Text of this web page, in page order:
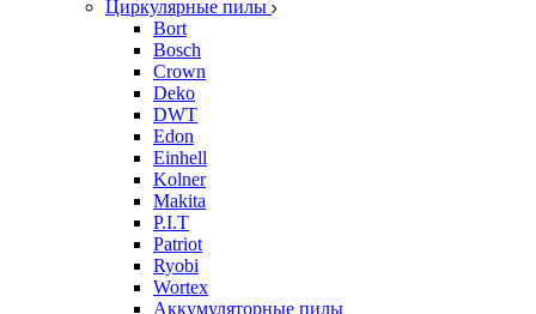
Циркулярные пилы
Bort
Bosch
Crown
Deko
DWT
Edon
Einhell
Kolner
Makita
P.I.T
Patriot
Ryobi
Wortex
Аккумуляторные пилы